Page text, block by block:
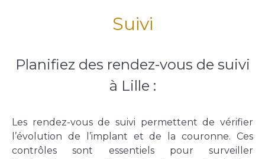
Suivi
Planifiez des rendez-vous de suivi
à Lille :
Les rendez-vous de suivi permettent de vérifier
l’évolution de l’implant et de la couronne. Ces
contrôles sont essentiels pour surveiller